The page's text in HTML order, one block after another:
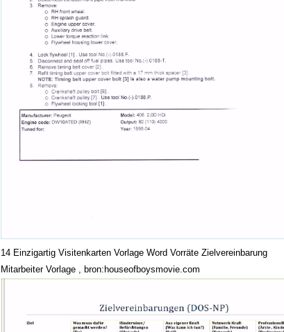
14 Einzigartig Visitenkarten Vorlage Word Vorräte Zielvereinbarung
Mitarbeiter Vorlage , bron:houseofboysmovie.com